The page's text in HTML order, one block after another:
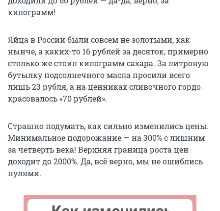
килограмм!
Яйца в России были совсем не золотыми, как
нынче, а каких-то 16 рублей за десяток, примерно
столько же стоил килограмм сахара. За литровую
бутылку подсолнечного масла просили всего
лишь 23 рубля, а на ценниках сливочного гордо
красовалось «70 рублей».
Страшно подумать, как сильно изменились цены.
Минимальное подорожание — на 300% с лишним
за четверть века! Верхняя граница роста цен
доходит до 2000%. Да, всё верно, мы не ошиблись
нулями.